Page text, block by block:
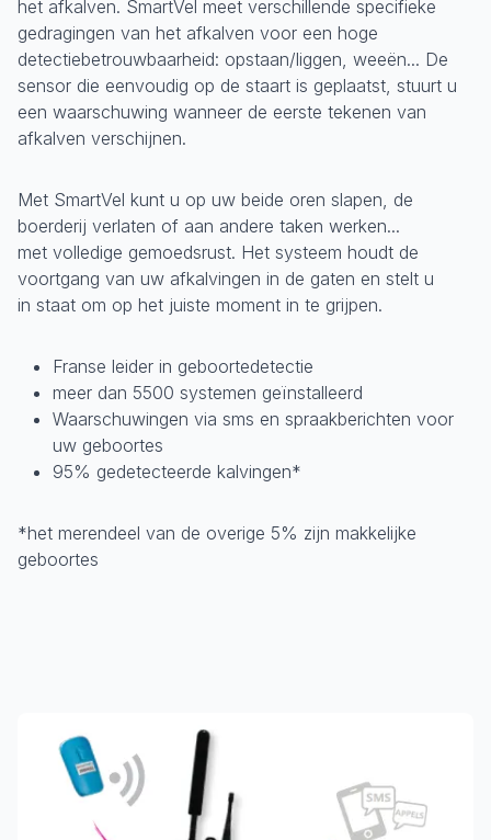
het afkalven. SmartVel meet verschillende specifieke
gedragingen van het afkalven voor een hoge
detectiebetrouwbaarheid: opstaan/liggen, weeën... De
sensor die eenvoudig op de staart is geplaatst, stuurt u
een waarschuwing wanneer de eerste tekenen van
afkalven verschijnen.
Met SmartVel kunt u op uw beide oren slapen, de
boerderij verlaten of aan andere taken werken...
met volledige gemoedsrust. Het systeem houdt de
voortgang van uw afkalvingen in de gaten en stelt u
in staat om op het juiste moment in te grijpen.
Franse leider in geboortedetectie
meer dan 5500 systemen geïnstalleerd
Waarschuwingen via sms en spraakberichten voor
uw geboortes
95% gedetecteerde kalvingen*
*het merendeel van de overige 5% zijn makkelijke
geboortes